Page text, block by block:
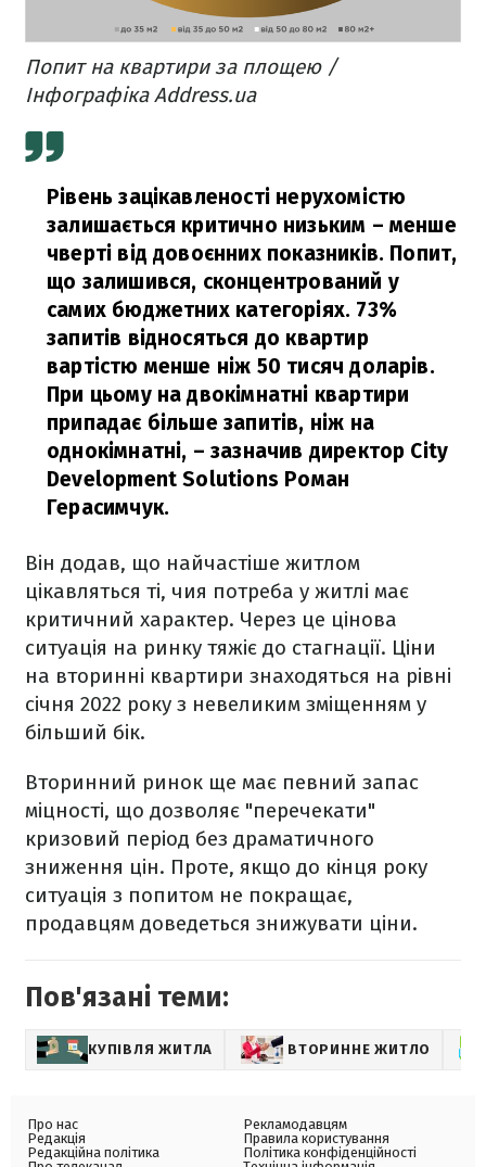
Попит на квартири за площею /
Інфографіка Address.ua
Рівень зацікавленості нерухомістю
залишається критично низьким – менше
чверті від довоєнних показників. Попит,
що залишився, сконцентрований у
самих бюджетних категоріях. 73%
запитів відносяться до квартир
вартістю менше ніж 50 тисяч доларів.
При цьому на двокімнатні квартири
припадає більше запитів, ніж на
однокімнатні, – зазначив директор City
Development Solutions Роман
Герасимчук.
Він додав, що найчастіше житлом
цікавляться ті, чия потреба у житлі має
критичний характер. Через це цінова
ситуація на ринку тяжіє до стагнації. Ціни
на вторинні квартири знаходяться на рівні
січня 2022 року з невеликим зміщенням у
більший бік.
Вторинний ринок ще має певний запас
міцності, що дозволяє "перечекати"
кризовий період без драматичного
зниження цін. Проте, якщо до кінця року
ситуація з попитом не покращає,
продавцям доведеться знижувати ціни.
Пов'язані теми:
КУПІВЛЯ ЖИТЛА ВТОРИННЕ ЖИТЛО
Про нас
Редакція
Редакційна політика
Рекламодавцям
Правила користування
Політика конфіденційності